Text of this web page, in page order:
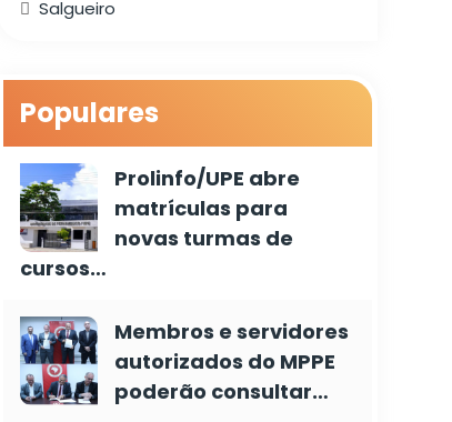
Salgueiro
Populares
Prolinfo/UPE abre
matrículas para
novas turmas de
cursos…
Membros e servidores
autorizados do MPPE
poderão consultar…